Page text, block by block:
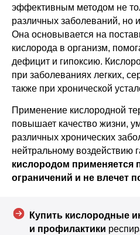
эффективным методом не
различных заболеваний, но
Она основывается на
кислорода в организм,
дефицит и гипоксию.
при заболеваниях легких,
также при хронической
Применение кислородной
повышает качество жизни,
различных хронических
нейтральному воздействию
кислородом применяется
ограничений и не влечет
Купить кислородные
и профилактики